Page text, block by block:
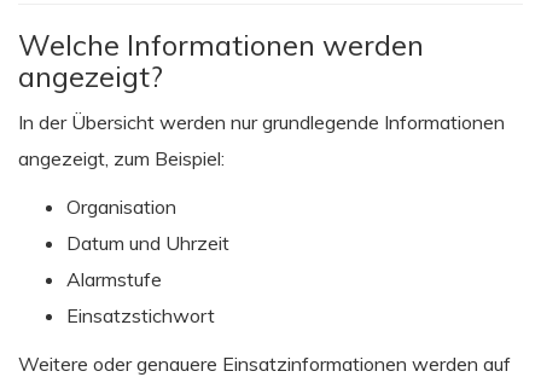
Welche Informationen werden
angezeigt?
In der Übersicht werden nur grundlegende Informationen
angezeigt, zum Beispiel:
Organisation
Datum und Uhrzeit
Alarmstufe
Einsatzstichwort
Weitere oder genauere Einsatzinformationen werden auf